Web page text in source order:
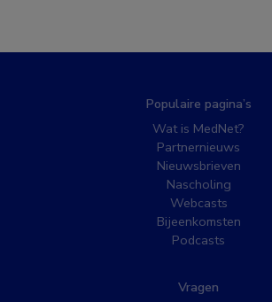
Populaire pagina’s
Wat is MedNet?
Partnernieuws
Nieuwsbrieven
Nascholing
Webcasts
Bijeenkomsten
Podcasts
Vragen